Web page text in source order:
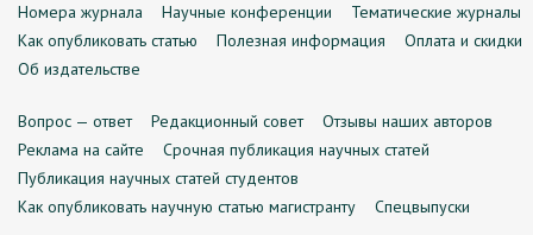
Номера журнала Научные конференции
Тематические журналы
Как опубликовать статью
Полезная информация
Оплата и скидки
Об издательстве
Вопрос — ответ Редакционный совет
Отзывы наших авторов
Реклама на сайте
Срочная публикация научных статей
Публикация научных статей студентов
Как опубликовать научную статью магистранту
Спецвыпуски